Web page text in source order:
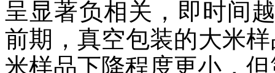
呈显著负相关，即时间
前期，真空包装的大米
米样品下降程度更小，